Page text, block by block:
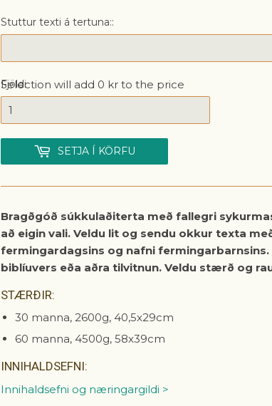
Stuttur texti á tertuna::
Selection will add 0 kr to the price
Fjöldi
SETJA Í KÖRFU
Bragðgóð súkkulaðiterta með fallegri
að eigin vali. Veldu lit og sendu okkur texta
fermingardagsins og nafni
biblíuvers eða aðra tilvitnun. Veldu stærð og
STÆRÐIR:
30 manna, 2600g, 40,5x29cm
60 manna, 4500g, 58x39cm
INNIHALDSEFNI:
Innihaldsefni og næringargildi >